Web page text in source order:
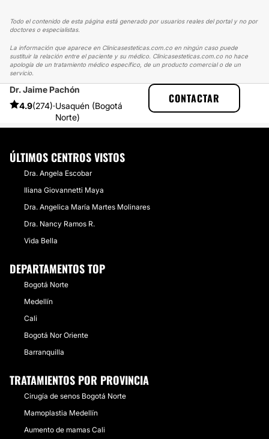
Todo el contenido de esta página está generado por usuarios reales del portal y no por
doctores o especialistas.
La información que aparece en Clinicasesteticas.com.co en ningún caso puede
sustituir la relación entre el paciente y su médico. Clinicasesteticas.com.co no hace
apología de un tratamiento médico específico, de un producto comercial o de un
servicio.
Dr. Jaime Pachón
4.9(274)·Usaquén (Bogotá
Norte)
CONTACTAR
CLINICASESTETICAS
EXPERIENCIAS SOBRE MAMOPLASTIA DE AUMENTO
AUMENTO DE PECHO
ÚLTIMOS CENTROS VISTOS
Dra. Angela Escobar
Iliana Giovannetti Maya
Dra. Angelica María Martes Molinares
Dra. Nancy Ramos R.
Vida Bella
DEPARTAMENTOS TOP
Bogotá Norte
Medellín
Cali
Bogotá Nor Oriente
Barranquilla
TRATAMIENTOS POR PROVINCIA
Cirugía de senos Bogotá Norte
Mamoplastia Medellín
Aumento de mamas Cali